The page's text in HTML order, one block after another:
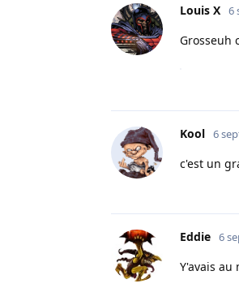
Louis X 6
Grosseuh
Kool 6
c'est un
Eddie 6
Y'avais